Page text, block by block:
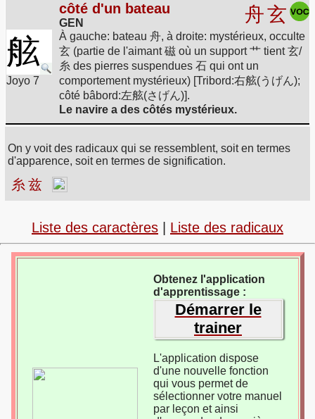
舷
Joyo 7
côté d'un bateau
GEN 舟玄
À gauche: bateau 舟, à droite: mystérieux, occulte
玄 (partie de l'aimant 磁 où un support 艹 tient 玄/
糸 des pierres suspendues 石 qui ont un
comportement mystérieux) [Tribord:右舷(うげん);
côté bâbord:左舷(さげん)].
Le navire a des côtés mystérieux.
On y voit des radicaux qui se ressemblent, soit en termes
d'apparence, soit en termes de signification.
糸 兹
Liste des caractères Liste des radicaux
Obtenez l'application
d'apprentissage :
Démarrer le
trainer
L'application dispose
d'une nouvelle fonction
qui vous permet de
sélectionner votre manuel
par leçon et ainsi